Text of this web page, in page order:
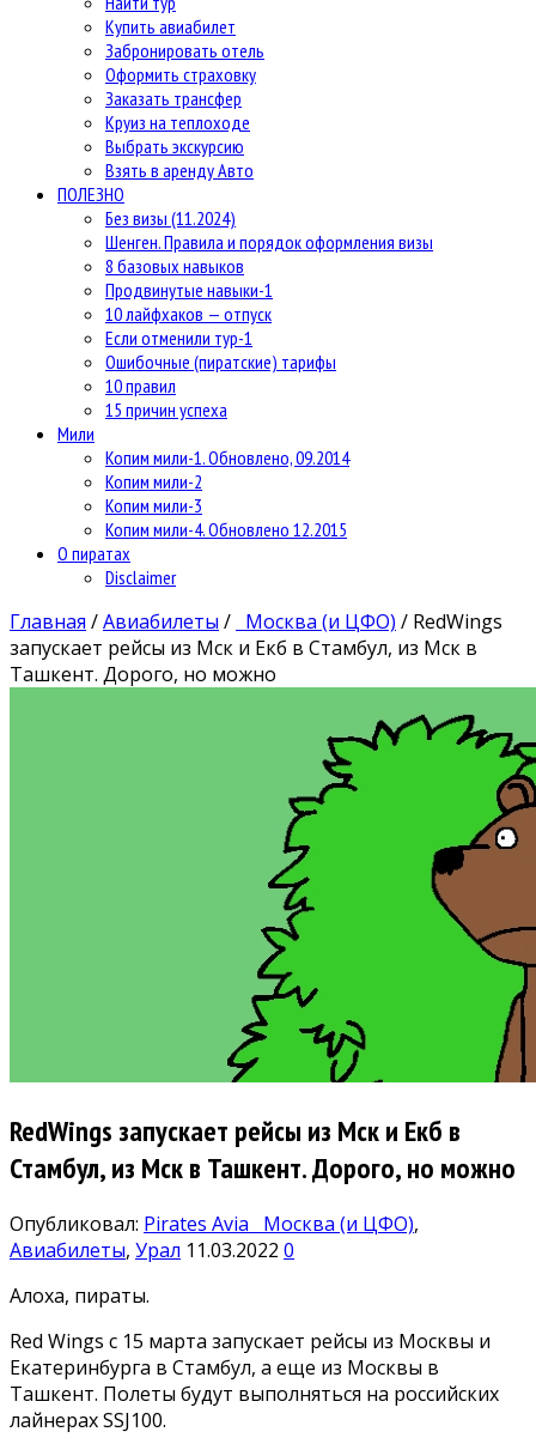
Купить авиабилет
Забронировать отель
Оформить страховку
Заказать трансфер
Круиз на теплоходе
Выбрать экскурсию
Взять в аренду Авто
ПОЛЕЗНО
Без визы (11.2024)
Шенген. Правила и порядок оформления визы
8 базовых навыков
Продвинутые навыки-1
10 лайфхаков — отпуск
Если отменили тур-1
Ошибочные (пиратские) тарифы
10 правил
15 причин успеха
Мили
Копим мили-1. Обновлено, 09.2014
Копим мили-2
Копим мили-3
Копим мили-4. Обновлено 12.2015
О пиратах
Disclaimer
Главная /Авиабилеты / Москва (и ЦФО) / RedWings
запускает рейсы из Мск и Екб в Стамбул, из Мск в
Ташкент. Дорого, но можно
RedWings запускает рейсы из Мск и Екб в
Стамбул, из Мск в Ташкент. Дорого, но можно
Опубликовал: Pirates Avia Москва (и ЦФО),
Авиабилеты, Урал 11.03.2022 0
Алоха, пираты.
Red Wings с 15 марта запускает рейсы из Москвы и
Екатеринбурга в Стамбул, а еще из Москвы в
Ташкент. Полеты будут выполняться на российских
лайнерах SSJ100.